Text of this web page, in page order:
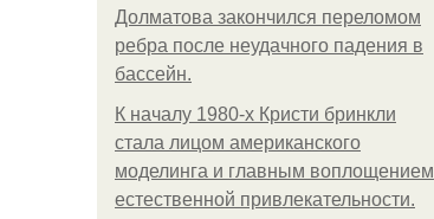
Долматова закончился переломом
ребра после неудачного падения в
бассейн.
К началу 1980-х Кристи бринкли
стала лицом американского
моделинга и главным воплощением
естественной привлекательности.